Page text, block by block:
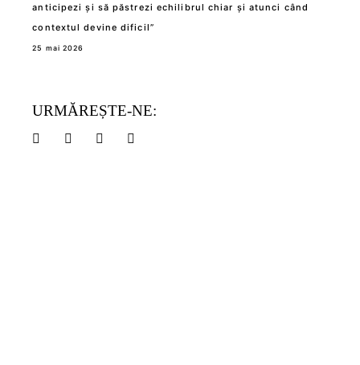
anticipezi și să păstrezi echilibrul chiar și atunci când
contextul devine dificil”
25 mai 2026
URMĂREȘTE-NE: